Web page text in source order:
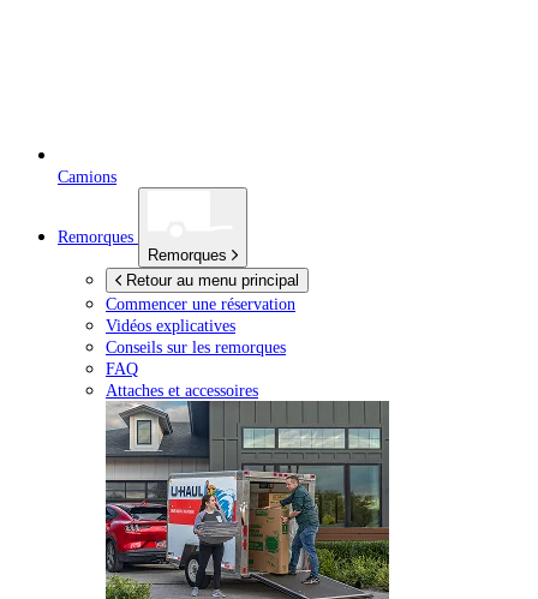
Camions
Remorques
Remorques
Retour au menu principal
Commencer une réservation
Vidéos explicatives
Conseils sur les remorques
FAQ
Attaches et accessoires